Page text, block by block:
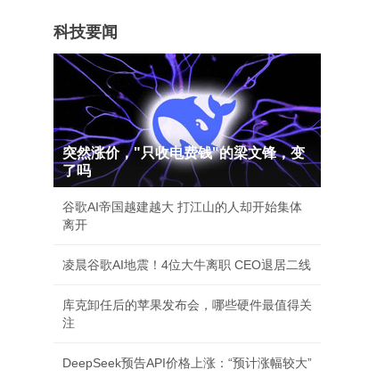
科技要闻
突然涨价，"只收电费钱"的梁文锋，变
了吗
谷歌AI帝国越建越大 打江山的人却开始集体
离开
凌晨谷歌AI地震！4位大牛离职 CEO退居二线
库克卸任后的苹果发布会，哪些硬件最值得关
注
DeepSeek预告API价格上涨：“预计涨幅较大”